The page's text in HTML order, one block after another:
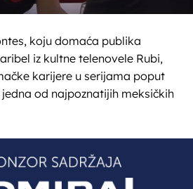
koju domaća publika
iz kultne telenovele Rubi,
karijere u serijama poput
od najpoznatijih meksičkih